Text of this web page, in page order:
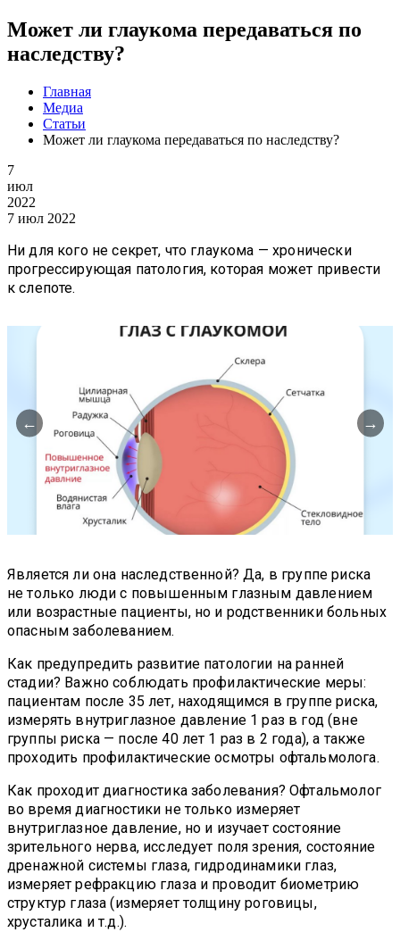
Может ли глаукома передаваться по
наследству?
Главная
Медиа
Статьи
Может ли глаукома передаваться по наследству?
7
июл
2022
7 июл 2022
Ни для кого не секрет, что глаукома — хронически
прогрессирующая патология, которая может привести
к слепоте.
← →
Является ли она наследственной? Да, в группе риска
не только люди с повышенным глазным давлением
или возрастные пациенты, но и родственники больных
опасным заболеванием.
Как предупредить развитие патологии на ранней
стадии? Важно соблюдать профилактические меры:
пациентам после 35 лет, находящимся в группе риска,
измерять внутриглазное давление 1 раз в год (вне
группы риска — после 40 лет 1 раз в 2 года), а также
проходить профилактические осмотры офтальмолога.
Как проходит диагностика заболевания? Офтальмолог
во время диагностики не только измеряет
внутриглазное давление, но и изучает состояние
зрительного нерва, исследует поля зрения, состояние
дренажной системы глаза, гидродинамики глаз,
измеряет рефракцию глаза и проводит биометрию
структур глаза (измеряет толщину роговицы,
хрусталика и т.д.).